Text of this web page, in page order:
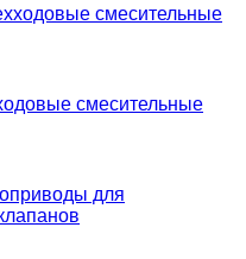
смесительные
смесительные
для